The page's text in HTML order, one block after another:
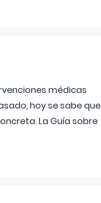
médicas
hoy se sabe que
La Guía sobre